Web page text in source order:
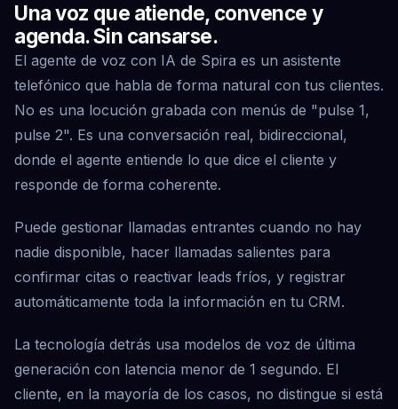
Una voz que atiende, convence y
agenda. Sin cansarse.
El agente de voz con IA de Spira es un asistente
telefónico que habla de forma natural con tus clientes.
No es una locución grabada con menús de "pulse 1,
pulse 2". Es una conversación real, bidireccional,
donde el agente entiende lo que dice el cliente y
responde de forma coherente.
Puede gestionar llamadas entrantes cuando no hay
nadie disponible, hacer llamadas salientes para
confirmar citas o reactivar leads fríos, y registrar
automáticamente toda la información en tu CRM.
La tecnología detrás usa modelos de voz de última
generación con latencia menor de 1 segundo. El
cliente, en la mayoría de los casos, no distingue si está